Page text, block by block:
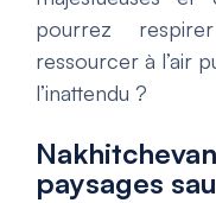
pourrez
ressourcer à l’air
l’inattendu ?
paysages